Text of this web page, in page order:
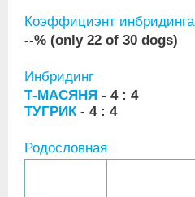
Коэффициэнт инбридинга
--% (only 22 of 30 dogs)
Инбридинг
Т-МАСЯНЯ - 4 : 4
ТУГРИК- 4 : 4
Родословная